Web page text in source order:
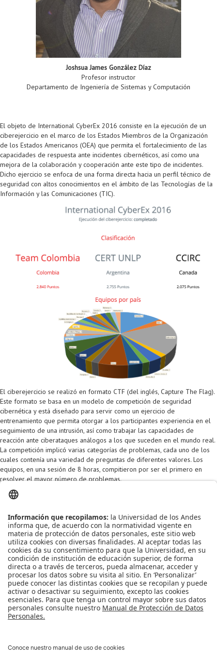
Joshsua James González Díaz
Profesor instructor
Departamento de Ingeniería de Sistemas y Computación
El objeto de International CyberEx 2016 consiste en la ejecución de un
ciberejercicio en el marco de los Estados Miembros de la Organización
de los Estados Americanos (OEA) que permita el fortalecimiento de las
capacidades de respuesta ante incidentes cibernéticos, así como una
mejora de la colaboración y cooperación ante este tipo de incidentes.
Dicho ejercicio se enfoca de una forma directa hacia un perfil técnico de
seguridad con altos conocimientos en el ámbito de las Tecnologías de la
Información y las Comunicaciones (TIC).
El ciberejercicio se realizó en formato CTF (del inglés, Capture The Flag).
Este formato se basa en un modelo de competición de seguridad
cibernética y está diseñado para servir como un ejercicio de
entrenamiento que permita otorgar a los participantes experiencia en el
seguimiento de una intrusión, así como trabajar las capacidades de
reacción ante ciberataques análogos a los que suceden en el mundo real.
La competición implicó varias categorías de problemas, cada uno de los
cuales contenía una variedad de preguntas de diferentes valores. Los
equipos, en una sesión de 8 horas, compitieron por ser el primero en
resolver el mayor número de problemas.
Read6836 times Last modified on Friday, 16 September 2016 14:24
Published in
Noticias
Tagged under
CyberEx 2016
Seguridad de la Información
seguridad TI
Seguridad informática Ciberseguridad internacional
More in this category:
« Congreso Mundial de Sistemas y Cibernética
WOSC 2017 - Roma
Egresados de la Maestría en Seguridad de la
Información – MESI continuaron sus estudios de Doctorado en la